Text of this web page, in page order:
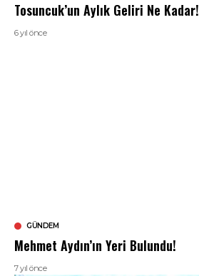
Tosuncuk’un Aylık Geliri Ne Kadar!
6 yıl önce
GÜNDEM
Mehmet Aydın’ın Yeri Bulundu!
7 yıl önce